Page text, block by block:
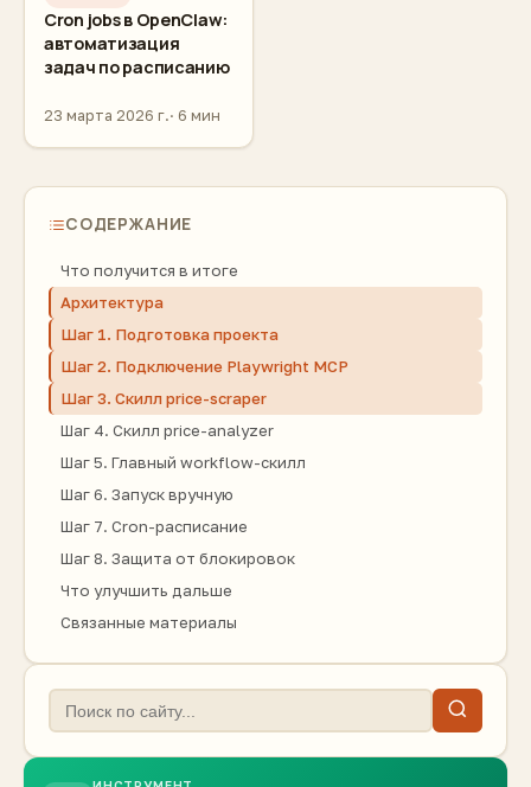
Cron jobs в OpenClaw:
автоматизация
задач по расписанию
23 марта 2026 г. 6 мин
СОДЕРЖАНИЕ
Что получится в итоге
Архитектура
Шаг 1. Подготовка проекта
Шаг 2. Подключение Playwright MCP
Шаг 3. Скилл price-scraper
Шаг 4. Скилл price-analyzer
Шаг 5. Главный workflow-скилл
Шаг 6. Запуск вручную
Шаг 7. Cron-расписание
Шаг 8. Защита от блокировок
Что улучшить дальше
Связанные материалы